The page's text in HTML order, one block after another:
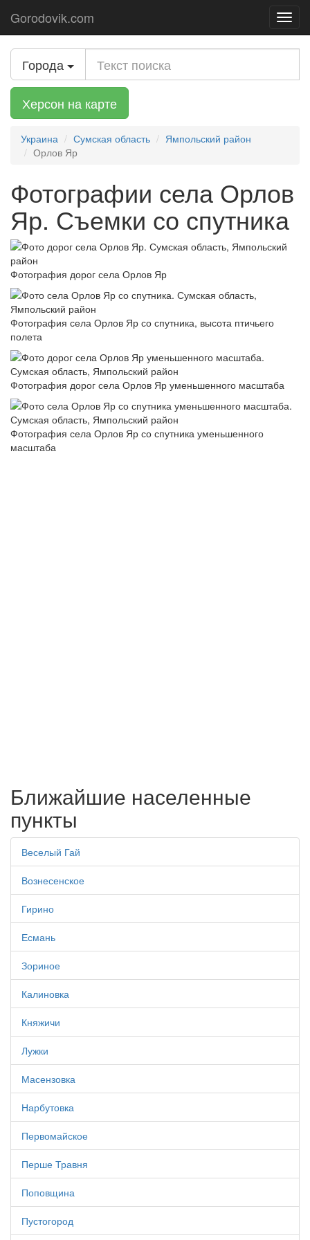
Gorodovik.com
Города
Херсон на карте
Украина Сумская область
Ямпольский район
Орлов Яр
Фотографии села Орлов
Яр. Съемки со спутника
Фотография дорог села Орлов Яр
Фотография села Орлов Яр со спутника, высота птичьего
полета
Фотография дорог села Орлов Яр уменьшенного масштаба
Фотография села Орлов Яр со спутника уменьшенного
масштаба
Ближайшие населенные
пункты
Веселый Гай
Вознесенское
Гирино
Есмань
Зориное
Калиновка
Княжичи
Лужки
Масензовка
Нарбутовка
Первомайское
Перше Травня
Поповщина
Пустогород